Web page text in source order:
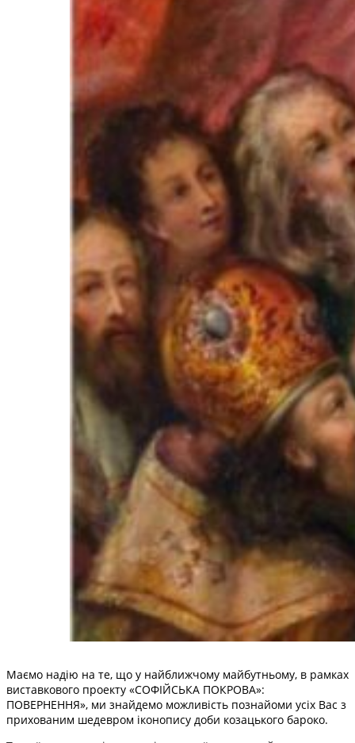
Маємо надію на те, що у найближчому майбутньому, в рамках
виставкового проекту «СОФІЙСЬКА ПОКРОВА»:
ПОВЕРНЕННЯ», ми знайдемо можливість познайоми усіх Вас з
прихованим шедевром іконопису доби козацького бароко.